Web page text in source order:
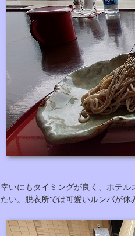
幸いにもタイミングが良く、ホテ
たい。脱衣所では可愛いルンバが休